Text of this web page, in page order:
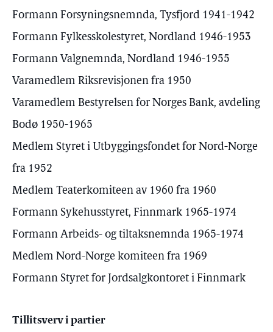
Formann Forsyningsnemnda, Tysfjord 1941-1942
Formann Fylkesskolestyret, Nordland 1946-1953
Formann Valgnemnda, Nordland 1946-1955
Varamedlem Riksrevisjonen fra 1950
Varamedlem Bestyrelsen for Norges Bank, avdeling
Bodø 1950-1965
Medlem Styret i Utbyggingsfondet for Nord-Norge
fra 1952
Medlem Teaterkomiteen av 1960 fra 1960
Formann Sykehusstyret, Finnmark 1965-1974
Formann Arbeids- og tiltaksnemnda 1965-1974
Medlem Nord-Norge komiteen fra 1969
Formann Styret for Jordsalgkontoret i Finnmark
Tillitsverv i partier